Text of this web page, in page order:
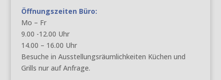
Öffnungszeiten Büro:
Mo – Fr
9.00 -12.00 Uhr
14.00 – 16.00 Uhr
Besuche in Ausstellungsräumlichkeiten Küchen und
Grills nur auf Anfrage.